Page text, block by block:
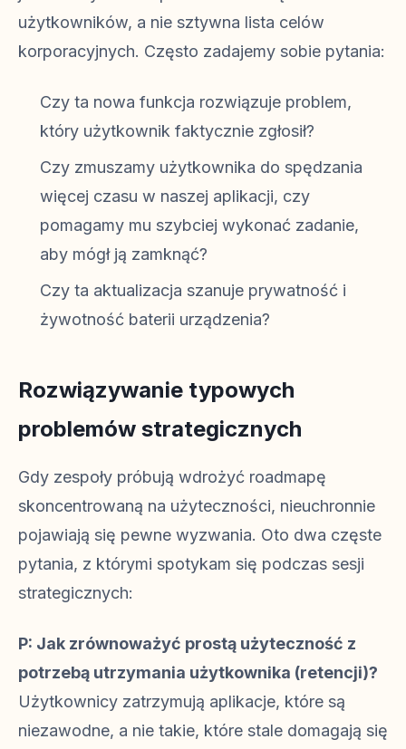
użytkowników, a nie sztywna lista celów
korporacyjnych. Często zadajemy sobie pytania:
Czy ta nowa funkcja rozwiązuje problem,
który użytkownik faktycznie zgłosił?
Czy zmuszamy użytkownika do spędzania
więcej czasu w naszej aplikacji, czy
pomagamy mu szybciej wykonać zadanie,
aby mógł ją zamknąć?
Czy ta aktualizacja szanuje prywatność i
żywotność baterii urządzenia?
Rozwiązywanie typowych
problemów strategicznych
Gdy zespoły próbują wdrożyć roadmapę
skoncentrowaną na użyteczności, nieuchronnie
pojawiają się pewne wyzwania. Oto dwa częste
pytania, z którymi spotykam się podczas sesji
strategicznych:
P: Jak zrównoważyć prostą użyteczność z
potrzebą utrzymania użytkownika (retencji)?
Użytkownicy zatrzymują aplikacje, które są
niezawodne, a nie takie, które stale domagają się